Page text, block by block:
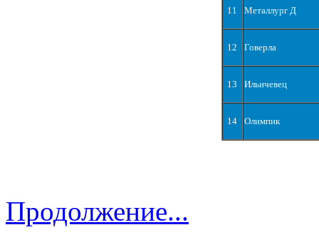
11 Металлург Д
12 Говерла
13 Ильичевец
14 Олимпик
Продолжение...